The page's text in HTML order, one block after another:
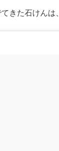
きた石けんは